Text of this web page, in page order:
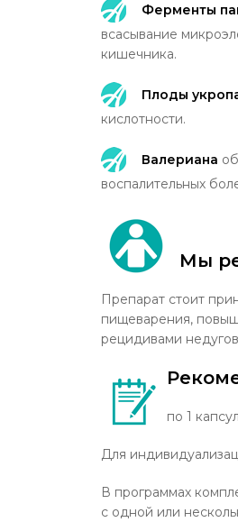
Ферменты
всасывание
кишечника.
Плоды
кислотности.
Валериана
воспалительных
Мы
Препарат стоит
пищеварения,
рецидивами
по 1
Для
В программах
с одной или